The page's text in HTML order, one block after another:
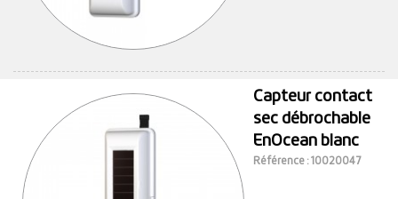
Capteur contact
sec débrochable
EnOcean blanc
Référence : 10020047